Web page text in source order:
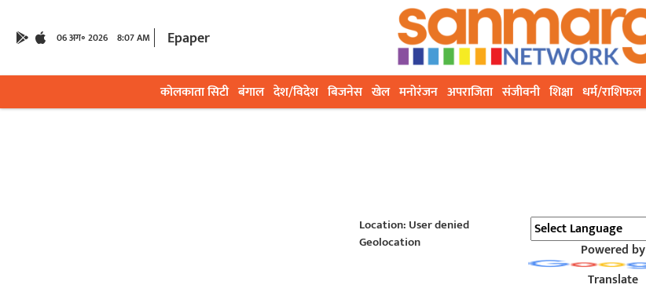
06 अग॰ 2026 8:07 AM Epaper
कोलकाता सिटी बंगाल देश/विदेश बिजनेस खेल मनोरंजन अपराजिता संजीवनी शिक्षा धर्म/राशिफल
Location: User denied
Geolocation
Powered by
Translate